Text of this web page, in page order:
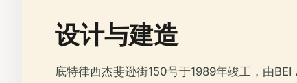
设计与建造
底特律西杰斐逊街150号于1989年竣工，由